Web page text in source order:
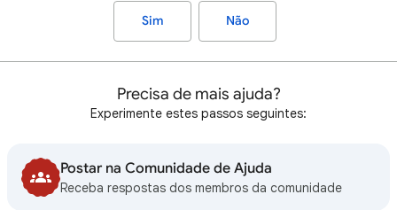
Sim Não
Precisa de mais ajuda?
Experimente estes passos seguintes:
Postar na Comunidade de Ajuda
Receba respostas dos membros da comunidade